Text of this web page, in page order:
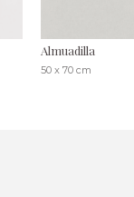
Almuadilla
50 x 70 cm